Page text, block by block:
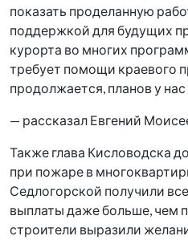
показать проделанную
поддержкой для будущих
курорта во многих
требует помощи краевого
продолжается, планов у
— рассказал Евгений
Также глава Кисловодска
при пожаре в
Седлогорской получили
выплаты даже больше, чем
строители выразили